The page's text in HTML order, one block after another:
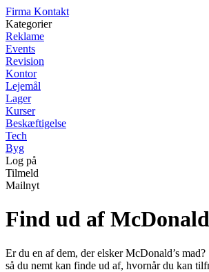
Firma Kontakt
Kategorier
Reklame
Events
Revision
Kontor
Lejemål
Lager
Kurser
Beskæftigelse
Tech
Byg
Log på
Tilmeld
Mailnyt
Find ud af
Er du en af dem, der elsker McDonald’s
så du nemt kan finde ud af, hvornår du kan